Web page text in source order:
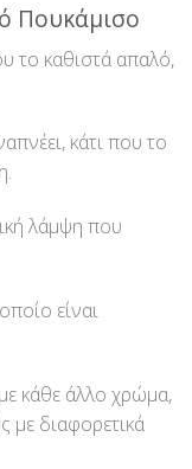
Πουκάμισο
το καθιστά απαλό,
κάτι που το
λάμψη που
είναι
κάθε άλλο χρώμα,
με διαφορετικά